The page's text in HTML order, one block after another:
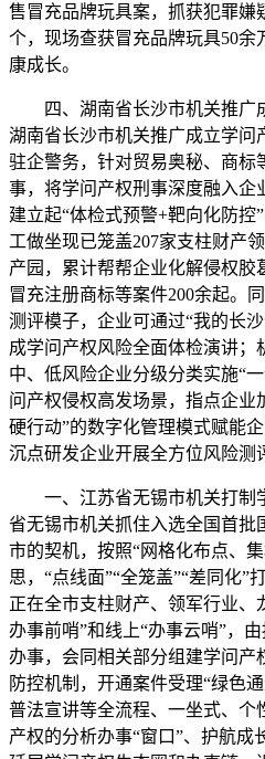
售冒充品牌玩具案，抓获犯罪嫌
个，现场查获冒充品牌玩具50
康成长。
四、湖南省长沙市机关推广成
湖南省长沙市机关推广成立学问
驻企警务，针对贸易奥秘、商标
事，将学问产权刑事深度融入企
建立起“体检式预警+靶向化防控
工做坐现已笼盖207家支柱财产
产园，累计帮帮企业化解侵权胶
冒充注册商标等案件200余起。
测评模子，企业可通过“我的长
成学问产权风险全面体检演讲；
中、低风险企业分级分类实施“
问产权侵权高发场景，指点企业
硬行动”的数字化管理模式赋能
沉点研发企业开展全方位风险测
一、江苏省无锡市机关打制
省无锡市机关抓住入选全国首批
市的契机，按照“网格化布点、
思，“点线面”“全笼盖”“差同化”
正在全市支柱财产、领军行业、
办事前哨”和线上“办事云哨”，
办事，会同相关部分组建学问产
防控机制，开通案件受理“绿色
普法宣讲等全流程、一坐式、个
产权的分析办事“窗口”、护航成